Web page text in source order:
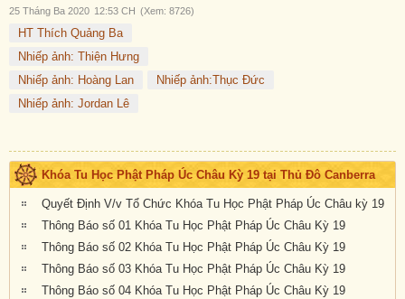
25 Tháng Ba 2020 12:53 CH (Xem: 8726)
HT Thích Quảng Ba
Nhiếp ảnh: Thiện Hưng
Nhiếp ảnh: Hoàng Lan
Nhiếp ảnh:Thục Đức
Nhiếp ảnh: Jordan Lê
Khóa Tu Học Phật Pháp Úc Châu Kỳ 19 tại Thủ Đô Canberra
Quyết Định V/v Tổ Chức Khóa Tu Học Phật Pháp Úc Châu kỳ 19
Thông Báo số 01 Khóa Tu Học Phật Pháp Úc Châu Kỳ 19
Thông Báo số 02 Khóa Tu Học Phật Pháp Úc Châu Kỳ 19
Thông Báo số 03 Khóa Tu Học Phật Pháp Úc Châu Kỳ 19
Thông Báo số 04 Khóa Tu Học Phật Pháp Úc Châu Kỳ 19